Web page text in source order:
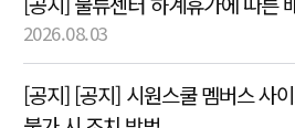
2026.08.03
[공지] [공지] 시원스쿨 멤버스 사